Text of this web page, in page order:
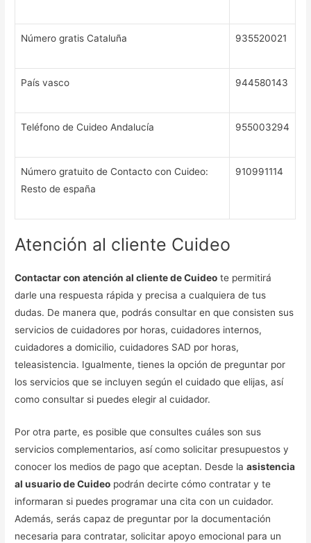
Número gratis Cataluña 935520021
País vasco 944580143
Teléfono de Cuideo Andalucía 955003294
Número gratuito de Contacto con Cuideo:
Resto de españa
910991114
Atención al cliente Cuideo
Contactar con atención al cliente de Cuideo te permitirá
darle una respuesta rápida y precisa a cualquiera de tus
dudas. De manera que, podrás consultar en que consisten sus
servicios de cuidadores por horas, cuidadores internos,
cuidadores a domicilio, cuidadores SAD por horas,
teleasistencia. Igualmente, tienes la opción de preguntar por
los servicios que se incluyen según el cuidado que elijas, así
como consultar si puedes elegir al cuidador.
Por otra parte, es posible que consultes cuáles son sus
servicios complementarios, así como solicitar presupuestos y
conocer los medios de pago que aceptan. Desde laasistencia
al usuario de Cuideo podrán decirte cómo contratar y te
informaran si puedes programar una cita con un cuidador.
Además, serás capaz de preguntar por la documentación
necesaria para contratar, solicitar apoyo emocional para un